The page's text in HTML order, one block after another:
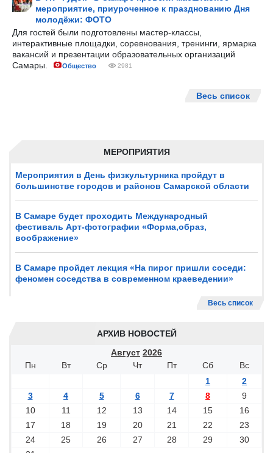
МЕРОПРИЯТИЯ
Мероприятия в День физкультурника пройдут в
большинстве городов и районов Самарской области
В Самаре будет проходить Международный
фестиваль Арт-фотографии «Форма,образ,
воображение»
В Самаре пройдет лекция «На пирог пришли соседи:
феномен соседства в современном краеведении»
Весь список
АРХИВ НОВОСТЕЙ
Август 2026
Пн
Вт Ср Чт Пт Сб
Вс
1
2
3
4 5 6 7 8
9
10
11 12 13 14 15
16
17
18 19 20 21 22
23
24
25 26 27 28 29
30
мероприятие, приуроченное к празднованию Дня
молодёжи: ФОТО
Для гостей были подготовлены мастер-классы,
интерактивные площадки, соревнования, тренинги, ярмарка
вакансий и презентации образовательных организаций
Самары.
Общество 2981
Весь список